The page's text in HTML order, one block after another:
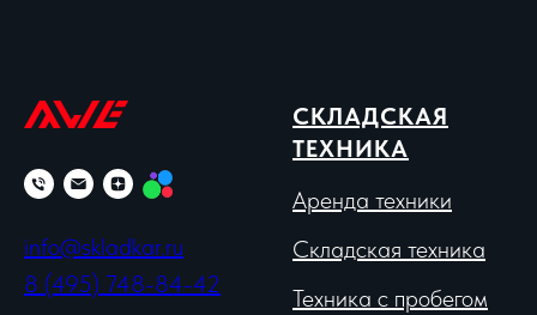
info@skladkar.ru
8 (495) 748-84-42
СКЛАДСКАЯ
ТЕХНИКА
Аренда техники
Складская техника
Техника с пробегом